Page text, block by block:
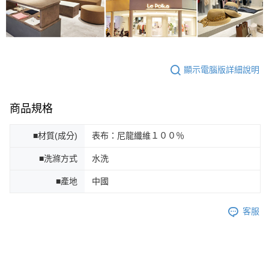
顯示電腦版詳細說明
商品規格
■材質(成分) 表布：尼龍纖維１００％
■洗滌方式 水洗
■產地 中國
客服